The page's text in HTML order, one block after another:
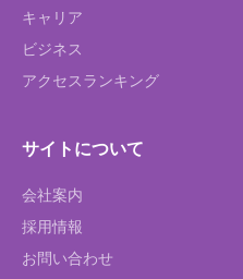
キャリア
ビジネス
アクセスランキング
サイトについて
会社案内
採用情報
お問い合わせ